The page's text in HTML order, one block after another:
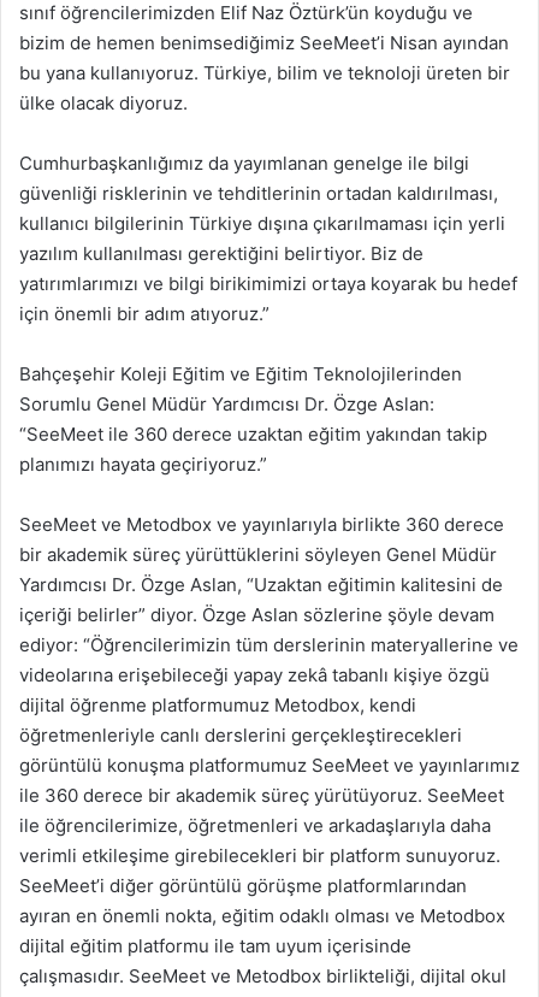
sınıf öğrencilerimizden Elif Naz Öztürk’ün koyduğu ve
bizim de hemen benimsediğimiz SeeMeet’i Nisan ayından
bu yana kullanıyoruz. Türkiye, bilim ve teknoloji üreten bir
ülke olacak diyoruz.
Cumhurbaşkanlığımız da yayımlanan genelge ile bilgi
güvenliği risklerinin ve tehditlerinin ortadan kaldırılması,
kullanıcı bilgilerinin Türkiye dışına çıkarılmaması için yerli
yazılım kullanılması gerektiğini belirtiyor. Biz de
yatırımlarımızı ve bilgi birikimimizi ortaya koyarak bu hedef
için önemli bir adım atıyoruz.”
Bahçeşehir Koleji Eğitim ve Eğitim Teknolojilerinden
Sorumlu Genel Müdür Yardımcısı Dr. Özge Aslan:
“SeeMeet ile 360 derece uzaktan eğitim yakından takip
planımızı hayata geçiriyoruz.”
SeeMeet ve Metodbox ve yayınlarıyla birlikte 360 derece
bir akademik süreç yürüttüklerini söyleyen Genel Müdür
Yardımcısı Dr. Özge Aslan, “Uzaktan eğitimin kalitesini de
içeriği belirler” diyor. Özge Aslan sözlerine şöyle devam
ediyor: “Öğrencilerimizin tüm derslerinin materyallerine ve
videolarına erişebileceği yapay zekâ tabanlı kişiye özgü
dijital öğrenme platformumuz Metodbox, kendi
öğretmenleriyle canlı derslerini gerçekleştirecekleri
görüntülü konuşma platformumuz SeeMeet ve yayınlarımız
ile 360 derece bir akademik süreç yürütüyoruz. SeeMeet
ile öğrencilerimize, öğretmenleri ve arkadaşlarıyla daha
verimli etkileşime girebilecekleri bir platform sunuyoruz.
SeeMeet’i diğer görüntülü görüşme platformlarından
ayıran en önemli nokta, eğitim odaklı olması ve Metodbox
dijital eğitim platformu ile tam uyum içerisinde
çalışmasıdır. SeeMeet ve Metodbox birlikteliği, dijital okul